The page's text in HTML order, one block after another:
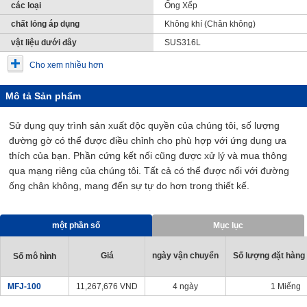
các loại
Ống Xếp
chất lỏng áp dụng
Không khí (Chân không)
vật liệu dưới đây
SUS316L
Cho xem nhiều hơn
Mô tả Sản phẩm
Sử dụng quy trình sản xuất độc quyền của chúng tôi, số lượng
đường gờ có thể được điều chỉnh cho phù hợp với ứng dụng ưa
thích của bạn. Phần cứng kết nối cũng được xử lý và mua thông
qua mạng riêng của chúng tôi. Tất cả có thể được nối với đường
ống chân không, mang đến sự tự do hơn trong thiết kế.
một phần số Mục lục
Số mô hình Giá ngày vận chuyển Số lượng đặt hàng
MFJ-100 11,267,676 VND 4 ngày 1 Miếng